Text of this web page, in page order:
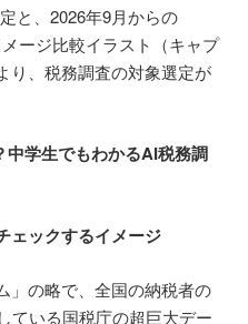
と、2026年9月からの
ージ比較イラスト（キャプ
り、税務調査の対象選定が
中学生でもわかるAI税務調
ェックするイメージ
」の略で、全国の納税者の
ている国税庁の超巨大デー